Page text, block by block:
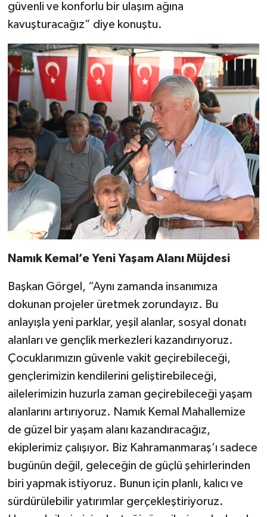
güvenli ve konforlu bir ulaşım ağına
kavuşturacağız” diye konuştu.
Namık Kemal’e Yeni Yaşam Alanı Müjdesi
Başkan Görgel, “Aynı zamanda insanımıza
dokunan projeler üretmek zorundayız. Bu
anlayışla yeni parklar, yeşil alanlar, sosyal donatı
alanları ve gençlik merkezleri kazandırıyoruz.
Çocuklarımızın güvenle vakit geçirebileceği,
gençlerimizin kendilerini geliştirebileceği,
ailelerimizin huzurla zaman geçirebileceği yaşam
alanlarını artırıyoruz. Namık Kemal Mahallemize
de güzel bir yaşam alanı kazandıracağız,
ekiplerimiz çalışıyor. Biz Kahramanmaraş’ı sadece
bugünün değil, geleceğin de güçlü şehirlerinden
biri yapmak istiyoruz. Bunun için planlı, kalıcı ve
sürdürülebilir yatırımlar gerçekleştiriyoruz.